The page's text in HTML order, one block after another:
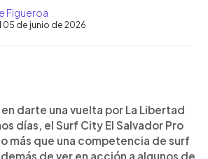
Figueroa
05 de junio de 2026
artículoPro 2026 no solo traerá a
del mundo a Punta Roca, La
una amplia agenda de
para toda la familia. Del 6 al
darte una vuelta por La Libertad
días, el Surf City El Salvador Pro
más que una competencia de surf
de ver en acción a algunos de